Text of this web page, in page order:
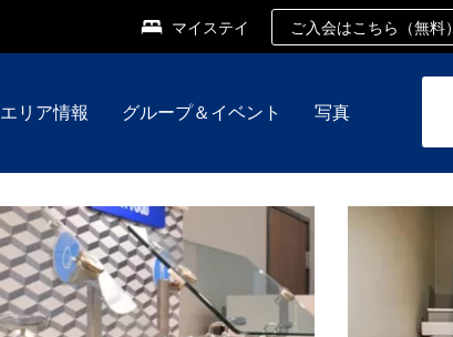
マイステイ ご入会はこちら（無料）
エリア情報 グループ＆イベント 写真